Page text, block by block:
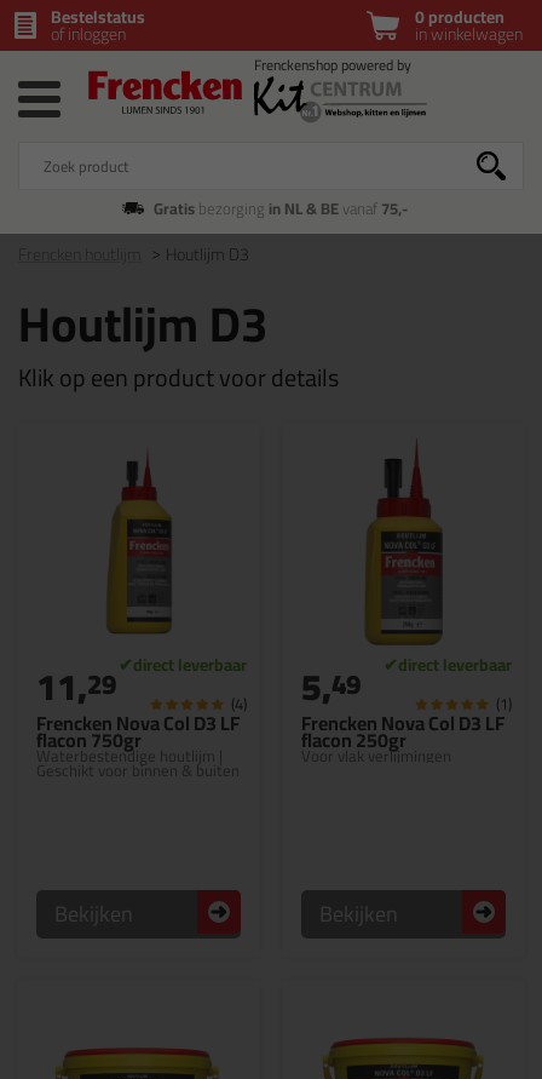
0 producten
in winkelwagen
Bestelstatus
of inloggen
Gratisbezorging in NL & BEvanaf75,-
Houtlijm D3
Houtlijm D3
Klik op een product voor details
Frencken Nova Col D3 LF
flacon 750gr
Waterbestendige houtlijm |
Geschikt voor binnen & buiten
11,29 (4)
Bekijken
Frencken Nova Col D3 LF
flacon 250gr
Voor vlak verlijmingen
5,49 (1)
Bekijken